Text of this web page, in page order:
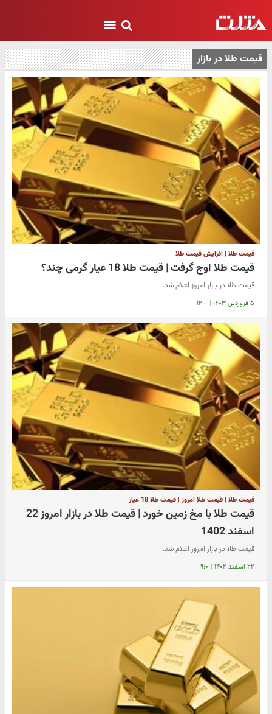
قیمت طلا در بازار
قیمت طلا | افزایش قیمت طلا
قیمت طلا اوج گرفت | قیمت طلا 18 عیار گرمی چند؟
قیمت طلا در بازار امروز اعلام شد.
۵ فروردین ۱۴۰۳ | ۱۲:۰
قیمت طلا | قیمت طلا امروز | قیمت طلا 18 عیار
قیمت طلا با مخ زمین خورد | قیمت طلا در بازار امروز 22
اسفند 1402
قیمت طلا در بازار امروز اعلام شد.
۲۲ اسفند ۱۴۰۲ | ۹:۰